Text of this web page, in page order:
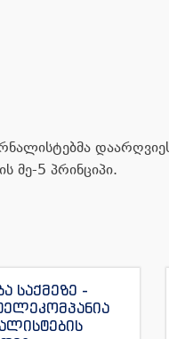
მე-5 პრინციპი.
საქმეზე -